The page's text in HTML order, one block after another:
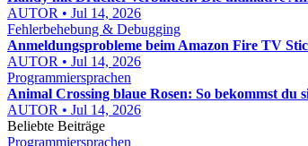
AUTOR • Jul 14, 2026
Fehlerbehebung & Debugging
Anmeldungsprobleme beim Amazon Fire TV
AUTOR • Jul 14, 2026
Programmiersprachen
Animal Crossing blaue Rosen: So bekommst du
AUTOR • Jul 14, 2026
Beliebte Beiträge
Programmiersprachen